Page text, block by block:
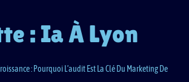
:Ia À Lyon
: Pourquoi L’audit Est La Clé Du Marketing De